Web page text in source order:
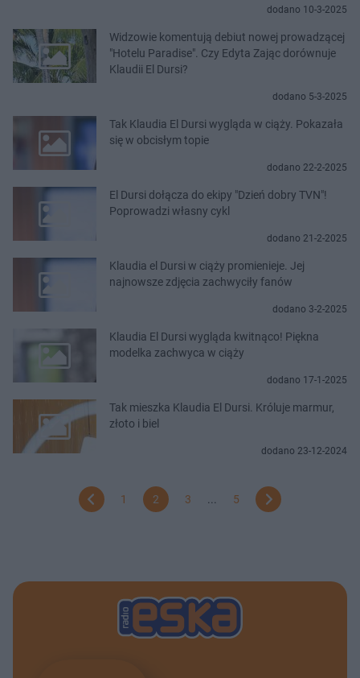
dodano 10-3-2025
Widzowie komentują debiut nowej prowadzącej
"Hotelu Paradise". Czy Edyta Zając dorównuje
Klaudii El Dursi?
dodano 5-3-2025
Tak Klaudia El Dursi wygląda w ciąży. Pokazała
się w obcisłym topie
dodano 22-2-2025
El Dursi dołącza do ekipy "Dzień dobry TVN"!
Poprowadzi własny cykl
dodano 21-2-2025
Klaudia el Dursi w ciąży promienieje. Jej
najnowsze zdjęcia zachwyciły fanów
dodano 3-2-2025
Klaudia El Dursi wygląda kwitnąco! Piękna
modelka zachwyca w ciąży
dodano 17-1-2025
Tak mieszka Klaudia El Dursi. Króluje marmur,
złoto i biel
dodano 23-12-2024
1 2 3 5